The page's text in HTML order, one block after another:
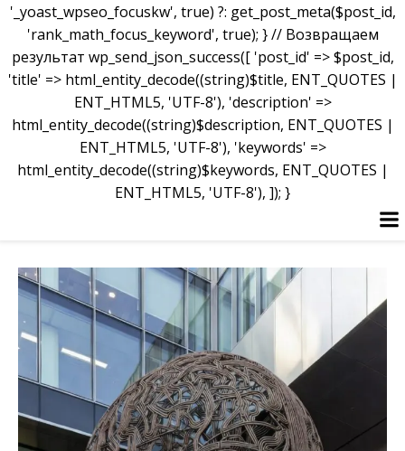
'_yoast_wpseo_focuskw', true) ?: get_post_meta($post_id,
'rank_math_focus_keyword', true); } // Возвращаем
результат wp_send_json_success([ 'post_id' => $post_id,
'title' => html_entity_decode((string)$title, ENT_QUOTES |
ENT_HTML5, 'UTF-8'), 'description' =>
html_entity_decode((string)$description, ENT_QUOTES |
ENT_HTML5, 'UTF-8'), 'keywords' =>
html_entity_decode((string)$keywords, ENT_QUOTES |
ENT_HTML5, 'UTF-8'), ]); }